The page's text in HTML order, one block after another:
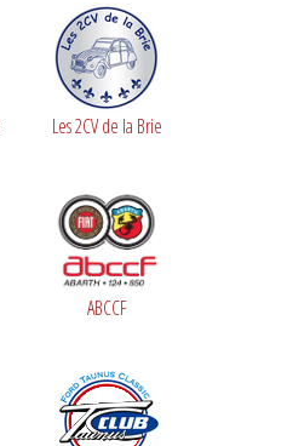
Les 2CV de la Brie
ABCCF